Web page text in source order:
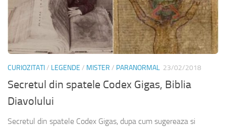
CURIOZITATI/ LEGENDE / MISTER / PARANORMAL 23/02/2018
Secretul din spatele Codex Gigas, Biblia
Diavolului
Secretul din spatele Codex Gigas, dupa cum sugereaza si